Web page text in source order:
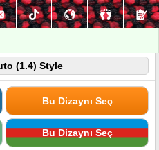
(1.4) Style
Bu Dizaynı Seç
Bu Dizaynı Seç